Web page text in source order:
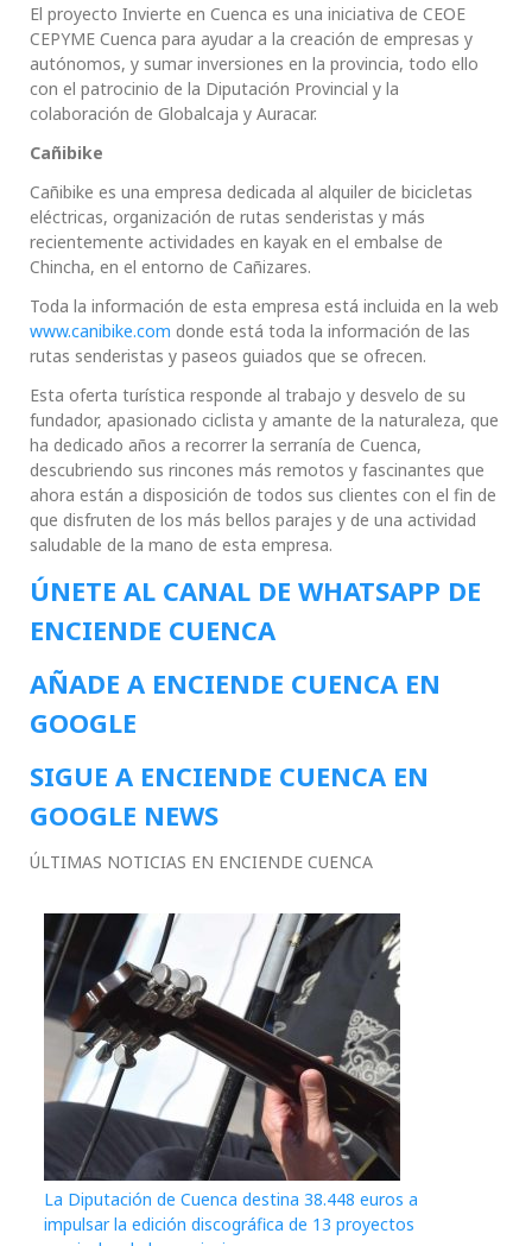
El proyecto Invierte en Cuenca es una iniciativa de CEOE
CEPYME Cuenca para ayudar a la creación de empresas y
autónomos, y sumar inversiones en la provincia, todo ello
con el patrocinio de la Diputación Provincial y la
colaboración de Globalcaja y Auracar.
Cañibike
Cañibike es una empresa dedicada al alquiler de bicicletas
eléctricas, organización de rutas senderistas y más
recientemente actividades en kayak en el embalse de
Chincha, en el entorno de Cañizares.
Toda la información de esta empresa está incluida en la web
www.canibike.com donde está toda la información de las
rutas senderistas y paseos guiados que se ofrecen.
Esta oferta turística responde al trabajo y desvelo de su
fundador, apasionado ciclista y amante de la naturaleza, que
ha dedicado años a recorrer la serranía de Cuenca,
descubriendo sus rincones más remotos y fascinantes que
ahora están a disposición de todos sus clientes con el fin de
que disfruten de los más bellos parajes y de una actividad
saludable de la mano de esta empresa.
ÚNETE AL CANAL DE WHATSAPP DE
ENCIENDE CUENCA
AÑADE A ENCIENDE CUENCA EN
GOOGLE
SIGUE A ENCIENDE CUENCA EN
GOOGLE NEWS
ÚLTIMAS NOTICIAS EN ENCIENDE CUENCA
La Diputación de Cuenca destina 38.448 euros a
impulsar la edición discográfica de 13 proyectos